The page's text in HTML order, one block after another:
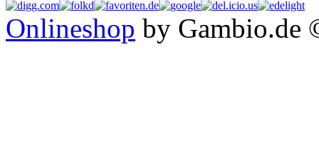
Onlineshop by Gambio.de